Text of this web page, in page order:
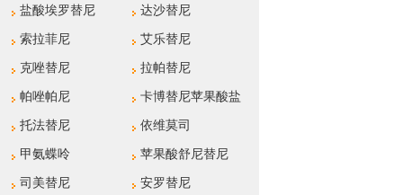
盐酸埃罗替尼 达沙替尼
索拉菲尼 艾乐替尼
克唑替尼 拉帕替尼
帕唑帕尼 卡博替尼苹果酸盐
托法替尼 依维莫司
甲氨蝶呤 苹果酸舒尼替尼
司美替尼 安罗替尼